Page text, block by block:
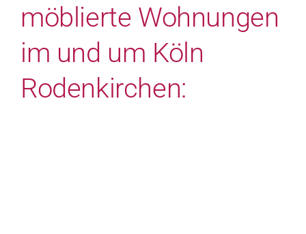
möblierte Wohnungen
im und um Köln
Rodenkirchen: